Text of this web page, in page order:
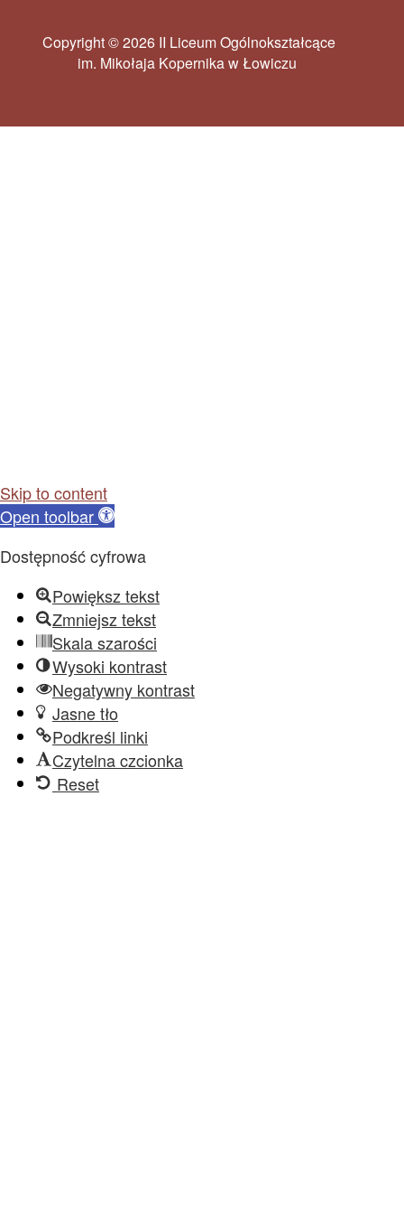
Copyright © 2026 II Liceum Ogólnokształcące
im. Mikołaja Kopernika w Łowiczu
Skip to content
Open toolbar
Dostępność cyfrowa
Powiększ tekst
Zmniejsz tekst
Skala szarości
Wysoki kontrast
Negatywny kontrast
Jasne tło
Podkreśl linki
Czytelna czcionka
Reset